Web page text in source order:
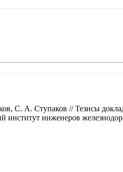
С. А. Ступаков // Тезисы
инженеров